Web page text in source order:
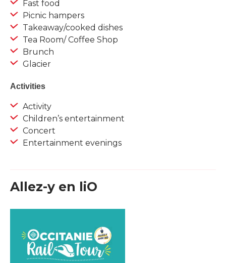
Fast food
Picnic hampers
Takeaway/cooked dishes
Tea Room/ Coffee Shop
Brunch
Glacier
Activities
Activity
Children’s entertainment
Concert
Entertainment evenings
Allez-y en liO